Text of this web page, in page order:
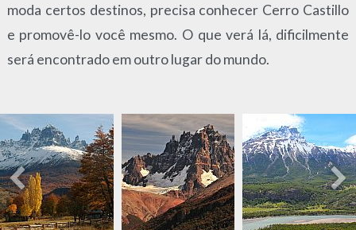
moda certos destinos, precisa conhecer Cerro Castillo
e promovê-lo você mesmo. O que verá lá, dificilmente
será encontrado em outro lugar do mundo.